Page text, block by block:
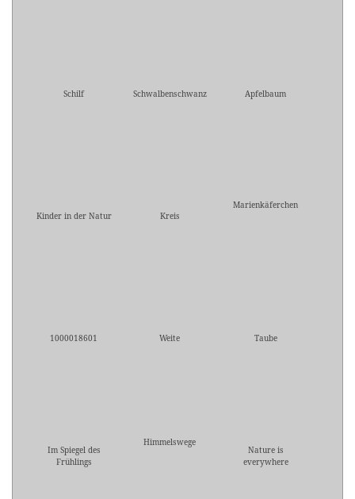
Schilf Schwalbenschwanz Apfelbaum
Kinder in der Natur Kreis
Marienkäferchen
1000018601 Weite Taube
Im Spiegel des
Frühlings
Himmelswege
Nature is
everywhere